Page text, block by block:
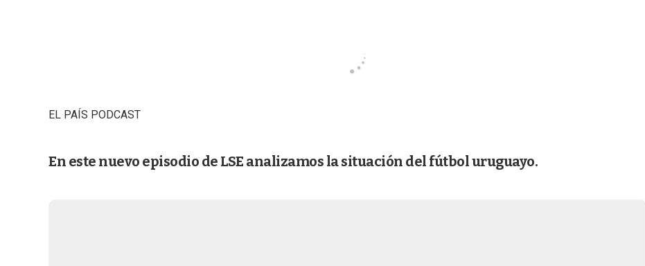
EL PAÍS PODCAST
En este nuevo episodio de LSE analizamos la situación del fútbol uruguayo.